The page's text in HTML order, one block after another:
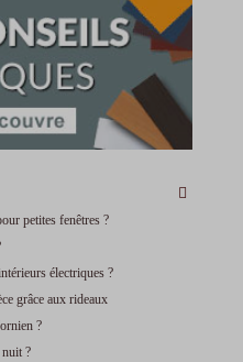
petites fenêtres ?
électriques ?
grâce aux rideaux
?
?